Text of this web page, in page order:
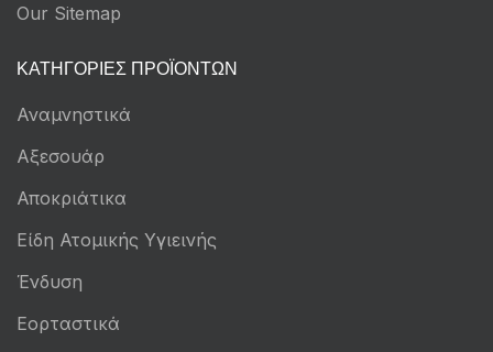
Our Sitemap
ΚΑΤΗΓΟΡΊΕΣ ΠΡΟΪΌΝΤΩΝ
Αναμνηστικά
Αξεσουάρ
Αποκριάτικα
Είδη Ατομικής Υγιεινής
Ένδυση
Εορταστικά